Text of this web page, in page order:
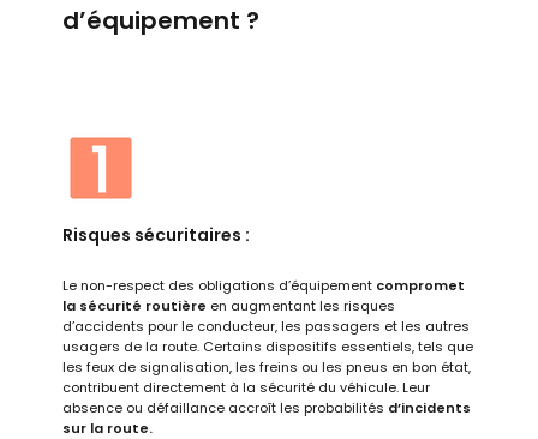
d’équipement ?
Risques sécuritaires :
Le non-respect des obligations d’équipement compromet
la sécurité routière en augmentant les risques
d’accidents pour le conducteur, les passagers et les autres
usagers de la route. Certains dispositifs essentiels, tels que
les feux de signalisation, les freins ou les pneus en bon état,
contribuent directement à la sécurité du véhicule. Leur
absence ou défaillance accroît les probabilités d’incidents
sur la route.